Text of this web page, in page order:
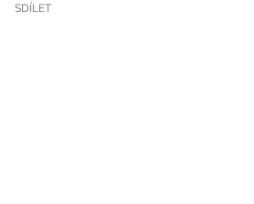
SDÍLET